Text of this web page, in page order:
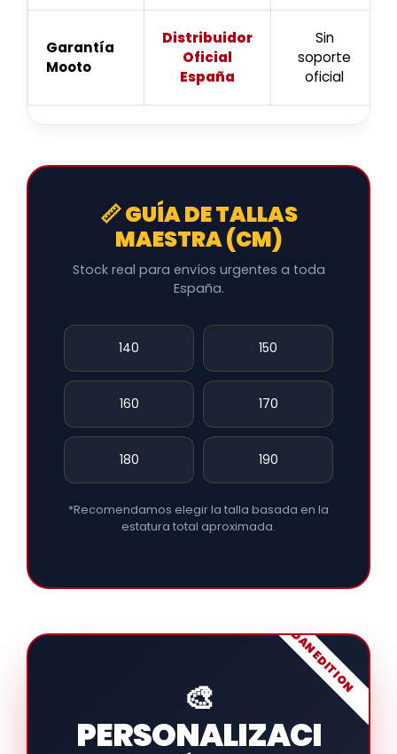
Garantía
Mooto
Distribuidor
Oficial
España
Sin
soporte
oficial
📏 GUÍA DE TALLAS
MAESTRA (CM)
Stock real para envíos urgentes a toda
España.
140 150
160 170
180 190
*Recomendamos elegir la talla basada en la
estatura total aproximada.
🎨
PERSONALIZACI
DAN EDITION